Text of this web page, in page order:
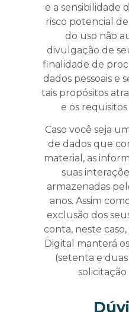
e a sensibilidade
risco potencial
do uso não
divulgação de
finalidade de
dados pessoais e
tais propósitos
e os requisitos
Caso você seja
de dados que
material, as
suas
armazenadas
anos. Assim
exclusão dos
conta, neste
Digital manterá
(setenta e duas